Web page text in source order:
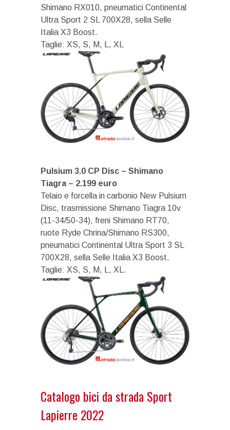
Shimano RX010, pneumatici Continental
Ultra Sport 2 SL 700X28, sella Selle
Italia X3 Boost.
Taglie: XS, S, M, L, XL
Pulsium 3.0 CP Disc – Shimano
Tiagra – 2.199 euro
Telaio e forcella in carbonio New Pulsium
Disc, trasmissione Shimano Tiagra 10v
(11-34/50-34), freni Shimano RT70,
ruote Ryde Chrina/Shimano RS300,
pneumatici Continental Ultra Sport 3 SL
700X28, sella Selle Italia X3 Boost.
Taglie: XS, S, M, L, XL.
Catalogo bici da strada Sport
Lapierre 2022